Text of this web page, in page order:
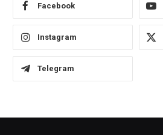
Facebook
Instagram
Telegram